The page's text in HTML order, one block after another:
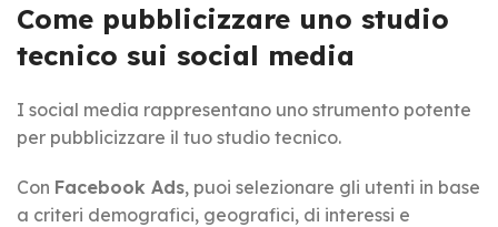
Come pubblicizzare uno studio
tecnico sui social media
I social media rappresentano uno strumento potente
per pubblicizzare il tuo studio tecnico.
Con Facebook Ads, puoi selezionare gli utenti in base
a criteri demografici, geografici, di interessi e